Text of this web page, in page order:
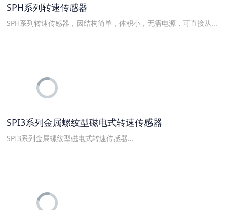
SPH系列转速传感器
SPH系列转速传感器，因结构简单，体积小，无需电源，可直接从...
SPI3系列金属螺纹型磁电式转速传感器
SPI3系列金属螺纹型磁电式转速传感器...